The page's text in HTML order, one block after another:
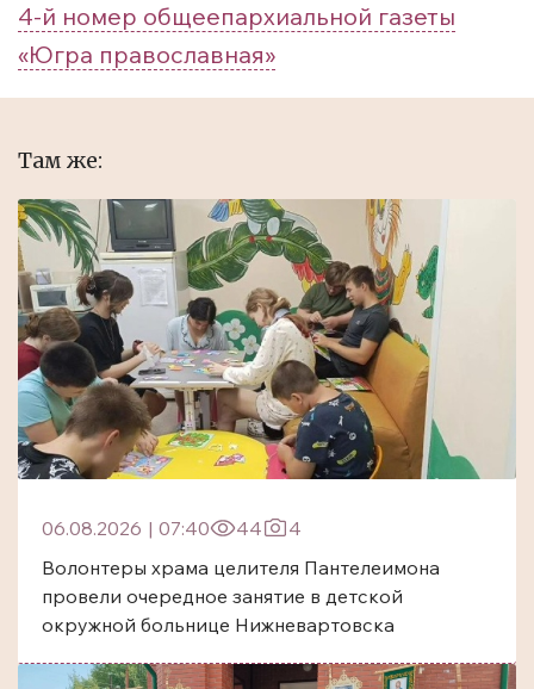
4-й номер общеепархиальной газеты
«Югра православная»
Там же:
06.08.2026 | 07:40 44
4
Волонтеры храма целителя Пантелеимона
провели очередное занятие в детской
окружной больнице Нижневартовска